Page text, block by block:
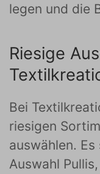
legen und die
Riesige
Bei
riesigen
auswählen.
Auswahl